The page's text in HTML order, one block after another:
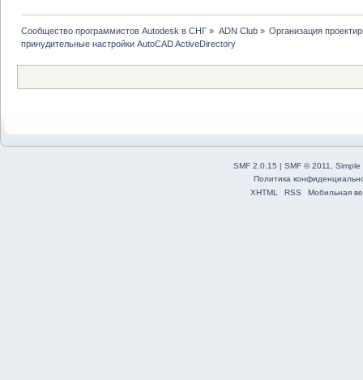
Сообщество программистов Autodesk в СНГ » ADN Club» Организация
принудительные настройки AutoCAD ActiveDirectory
SMF 2.0.15 | SMF © 2011, Simple
Политика
XHTML
RSS Мобильная